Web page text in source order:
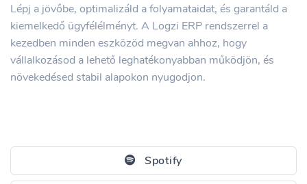
Lépj a jövőbe, optimalizáld a folyamataidat, és garantáld a
kiemelkedő ügyfélélményt. A Logzi ERP rendszerrel a
kezedben minden eszközöd megvan ahhoz, hogy
vállalkozásod a lehető leghatékonyabban működjön, és
növekedésed stabil alapokon nyugodjon.
Spotify